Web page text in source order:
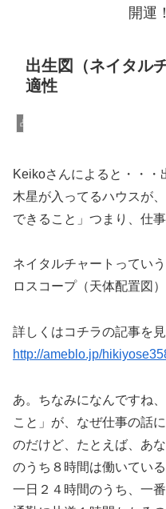
開運
出生図（ネイタル
適性
占星術
Keikoさんによると・・
木星が入ってるハウスが
できること」つまり、仕
ネイタルチャートってい
ロスコープ（天体配置図）
詳しくはコチラの記事を
http://ameblo.jp/
あ。ちなみになんですね
こと」が、なぜ仕事の話
のだけど、たとえば、あ
のうち８時間は働いてい
一日２４時間のうち、一